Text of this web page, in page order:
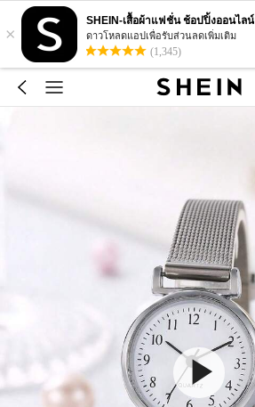
×
SHEIN-เสื้อผ้าแฟชั่น ช้อปปิ้งออนไลน์
ดาวโหลดแอปเพื่อรับส่วนลดเพิ่มเติม
(1,345)